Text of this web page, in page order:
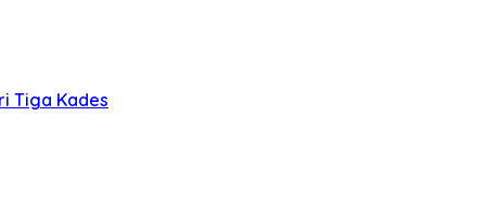
Tiga Kades